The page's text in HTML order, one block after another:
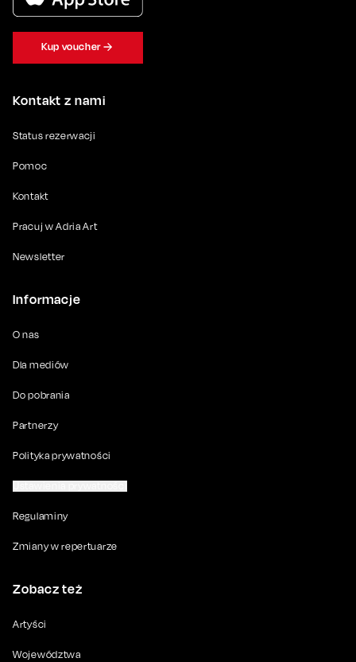
Kontakt z nami
Status rezerwacji
Pomoc
Kontakt
Pracuj w Adria Art
Newsletter
Informacje
O nas
Dla mediów
Do pobrania
Partnerzy
Polityka prywatności
Regulaminy
Zmiany w repertuarze
Zobacz też
Artyści
Województwa
Kup voucher